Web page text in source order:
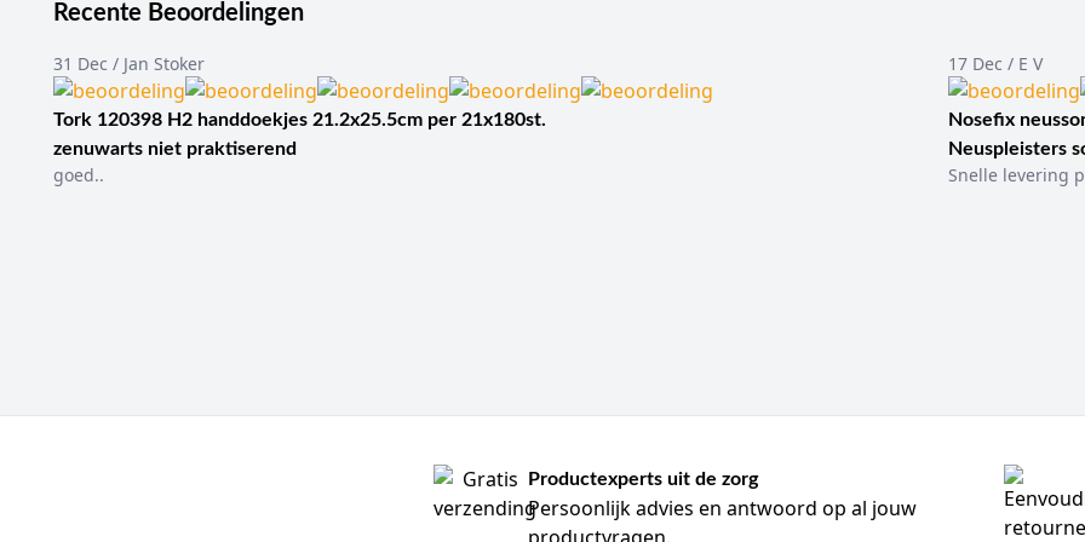
voor specifieke toedienings- of
Vlindernaalden voor subcutane infusie:zoals bepaalde Surflo-uitvoeringen voor
Gauge-varianten:onder meer 21G, 23G, 25G en 27G, afhankelijk van vaatconditie,
Type Belangrijkste eigenschap
Recente Beoordelingen
31 Dec / Jan Stoker
Tork 120398 H2 handdoekjes 21.2x25.5cm per 21x180st.
zenuwarts niet praktiserend
goed..
17 Dec / E V
Nosefix
Neuspleisters
Snelle levering
Productexperts uit de zorg
Persoonlijk advies en antwoord op al jouw